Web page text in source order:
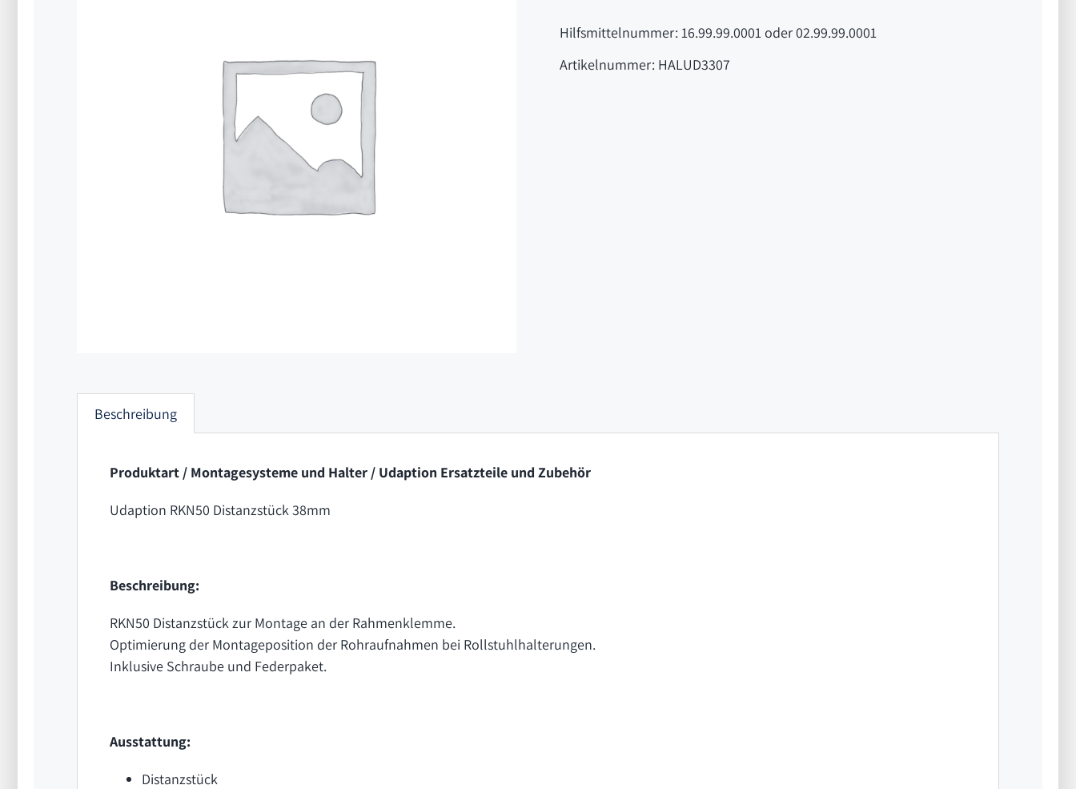
Hilfsmittelnummer: 16.99.99.0001 oder 02.99.99.0001
Artikelnummer: HALUD3307
Beschreibung
Produktart / Montagesysteme und Halter / Udaption Ersatzteile und Zubehör
Udaption RKN50 Distanzstück 38mm
Beschreibung:
RKN50 Distanzstück zur Montage an der Rahmenklemme.
Optimierung der Montageposition der Rohraufnahmen bei Rollstuhlhalterungen.
Inklusive Schraube und Federpaket.
Ausstattung:
Distanzstück